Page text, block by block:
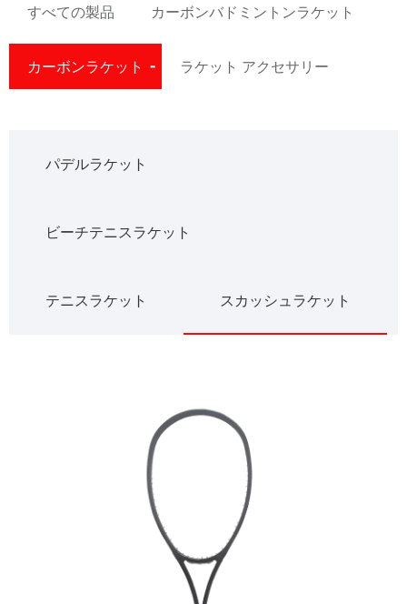
すべての製品 カーボンバドミントンラケット
カーボンラケット ラケット アクセサリー
パデルラケット
ビーチテニスラケット
テニスラケット スカッシュラケット